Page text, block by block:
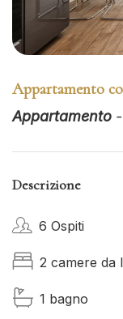
Appartamento
Appartamento
Descrizione
6 Ospiti
2 camere da
1 bagno